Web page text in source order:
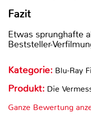
Fazit
Etwas sprunghafte
Beststeller-
Kategorie: Blu-Ray
Produkt: Die
Ganze Bewertung